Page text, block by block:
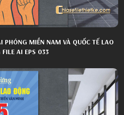
MIỀN NAM VÀ QUỐC TẾ LAO
FILE AI EPS 033